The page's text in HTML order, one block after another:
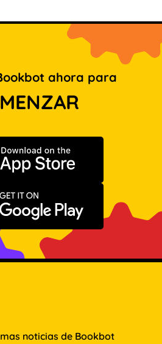
ahora para
Descargar en App Store
Disponible en Google Play
noticias de Bookbot